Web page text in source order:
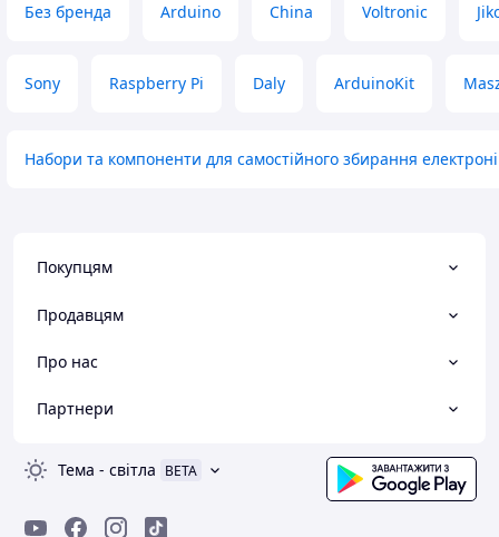
Без бренда Arduino China Voltronic
Sony Raspberry Pi Daly ArduinoKit
Набори та компоненти для самостійного збирання
Покупцям
Продавцям
Про нас
Партнери
Тема - світла BETA